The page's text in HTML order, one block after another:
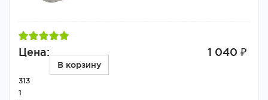
Цена: 1 040 ₽
В корзину
313
1